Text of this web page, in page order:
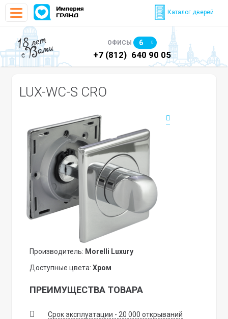
Каталог дверей
18 лет
с Вами ОФИСЫ 6
640 90 48 +7 (812) 640 90 05
LUX-WC-S CRO
Производитель: Morelli Luxury
Доступные цвета:Хром
ПРЕИМУЩЕСТВА ТОВАРА
Срок эксплуатации - 20 000 открываний